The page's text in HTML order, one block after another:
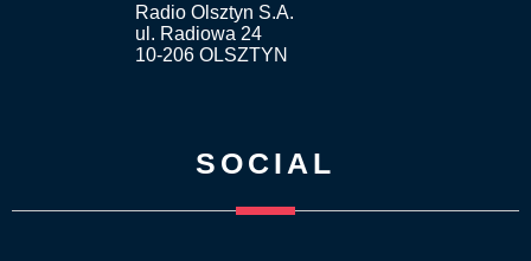
Radio Olsztyn S.A.
ul. Radiowa 24
10-206 OLSZTYN
SOCIAL